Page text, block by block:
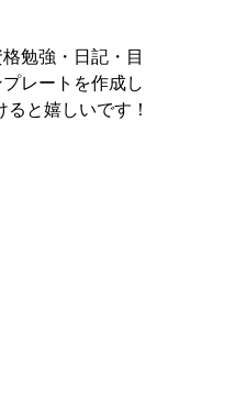
勉強・日記・目
レートを作成し
と嬉しいです！